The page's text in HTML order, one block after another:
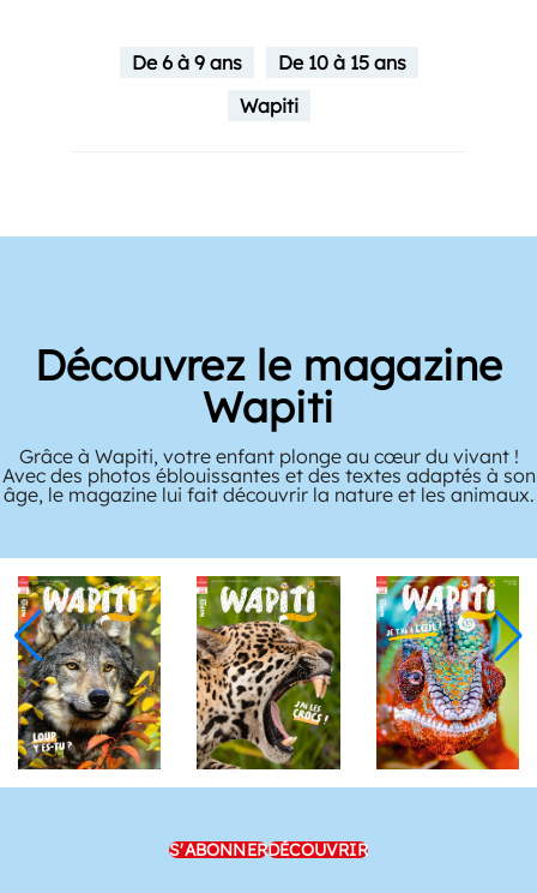
De 6 à 9 ans
De 10 à 15 ans
Wapiti
Découvrez le magazine
Wapiti
Grâce à Wapiti, votre enfant plonge au cœur du vivant !
Avec des photos éblouissantes et des textes adaptés à son
âge, le magazine lui fait découvrir la nature et les animaux.
S'ABONNERDÉCOUVRIR